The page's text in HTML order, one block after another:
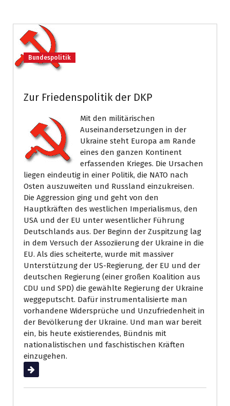
Bundespolitik
Zur Friedenspolitik der DKP
Mit den militärischen
Auseinandersetzungen in der
Ukraine steht Europa am Rande
eines den ganzen Kontinent
erfassenden Krieges. Die Ursachen
liegen eindeutig in einer Politik, die NATO nach
Osten auszuweiten und Russland einzukreisen.
Die Aggression ging und geht von den
Hauptkräften des westlichen Imperialismus, den
USA und der EU unter wesentlicher Führung
Deutschlands aus. Der Beginn der Zuspitzung lag
in dem Versuch der Assoziierung der Ukraine in die
EU. Als dies scheiterte, wurde mit massiver
Unterstützung der US-Regierung, der EU und der
deutschen Regierung (einer großen Koalition aus
CDU und SPD) die gewählte Regierung der Ukraine
weggeputscht. Dafür instrumentalisierte man
vorhandene Widersprüche und Unzufriedenheit in
der Bevölkerung der Ukraine. Und man war bereit
ein, bis heute existierendes, Bündnis mit
nationalistischen und faschistischen Kräften
einzugehen.
Weiterlesen